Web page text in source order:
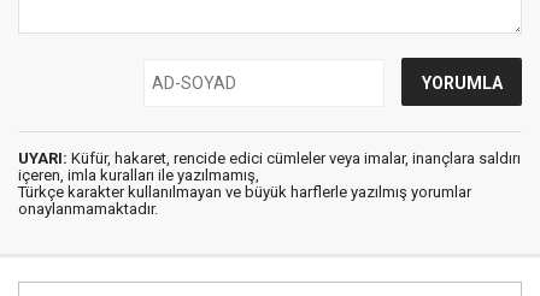
UYARI: Küfür, hakaret, rencide edici cümleler veya imalar, inançlara saldırı
içeren, imla kuralları ile yazılmamış,
Türkçe karakter kullanılmayan ve büyük harflerle yazılmış yorumlar
onaylanmamaktadır.